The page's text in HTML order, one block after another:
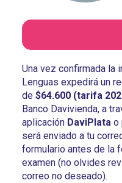
Una vez confirmada la
Lenguas expedirá un
de $64.600 (tarifa
Banco Davivienda, a
aplicación DaviPlatao
será enviado a tu
formulario antes de la
examen (no olvides
correo no deseado).